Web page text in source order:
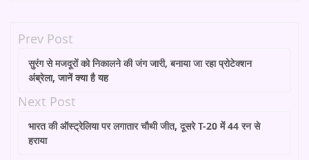
Prev Post
सुरंग से मजदूरों को निकालने की जंग जारी, बनाया जा रहा प्रोटेक्शन
अंब्रेला, जानें क्या है यह
Next Post
भारत की ऑस्ट्रेलिया पर लगातार चौथी जीत, दूसरे T-20 में 44 रन से
हराया